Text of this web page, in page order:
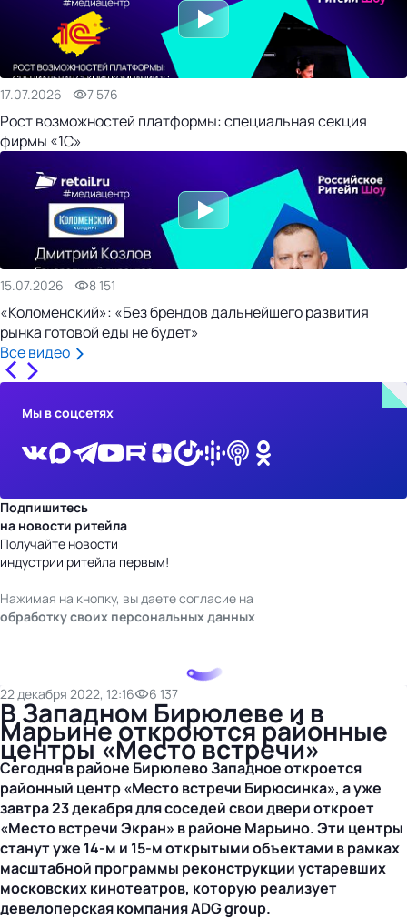
17.07.2026 7 576
Рост возможностей платформы: специальная секция
фирмы «1С»
15.07.2026 8 151
«Коломенский»: «Без брендов дальнейшего развития
рынка готовой еды не будет»
Все видео
Мы в соцсетях
Подпишитесь
на новости ритейла
Получайте новости
индустрии ритейла первым!
Нажимая на кнопку, вы даете согласие на
обработку своих персональных данных
22 декабря 2022, 12:16 6 137
В Западном Бирюлеве и в
Марьине откроются районные
центры «Место встречи»
Сегодня в районе Бирюлево Западное откроется
районный центр «Место встречи Бирюсинка», а уже
завтра 23 декабря для соседей свои двери откроет
«Место встречи Экран» в районе Марьино. Эти центры
станут уже 14-м и 15-моткрытыми объектами в рамках
масштабной программы реконструкции устаревших
московских кинотеатров, которую реализует
девелоперская компания ADG group.